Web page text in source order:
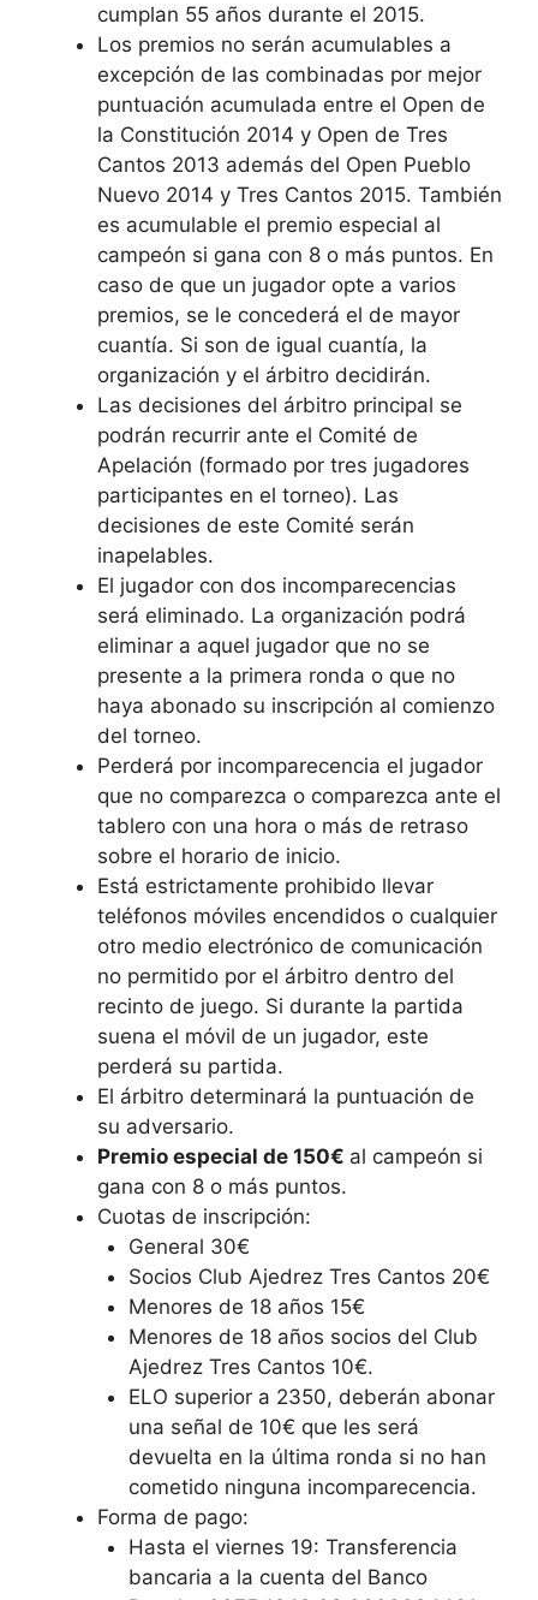
cumplan 55 años durante el 2015.
Los premios no serán acumulables a
excepción de las combinadas por mejor
puntuación acumulada entre el Open de
la Constitución 2014 y Open de Tres
Cantos 2013 además del Open Pueblo
Nuevo 2014 y Tres Cantos 2015. También
es acumulable el premio especial al
campeón si gana con 8 o más puntos. En
caso de que un jugador opte a varios
premios, se le concederá el de mayor
cuantía. Si son de igual cuantía, la
organización y el árbitro decidirán.
Las decisiones del árbitro principal se
podrán recurrir ante el Comité de
Apelación (formado por tres jugadores
participantes en el torneo). Las
decisiones de este Comité serán
inapelables.
El jugador con dos incomparecencias
será eliminado. La organización podrá
eliminar a aquel jugador que no se
presente a la primera ronda o que no
haya abonado su inscripción al comienzo
del torneo.
Perderá por incomparecencia el jugador
que no comparezca o comparezca ante el
tablero con una hora o más de retraso
sobre el horario de inicio.
Está estrictamente prohibido llevar
teléfonos móviles encendidos o cualquier
otro medio electrónico de comunicación
no permitido por el árbitro dentro del
recinto de juego. Si durante la partida
suena el móvil de un jugador, este
perderá su partida.
El árbitro determinará la puntuación de
su adversario.
Premio especial de 150€ al campeón si
gana con 8 o más puntos.
Cuotas de inscripción:
General 30€
Socios Club Ajedrez Tres Cantos 20€
Menores de 18 años 15€
Menores de 18 años socios del Club
Ajedrez Tres Cantos 10€.
ELO superior a 2350, deberán abonar
una señal de 10€ que les será
devuelta en la última ronda si no han
cometido ninguna incomparecencia.
Forma de pago:
Hasta el viernes 19: Transferencia
bancaria a la cuenta del Banco